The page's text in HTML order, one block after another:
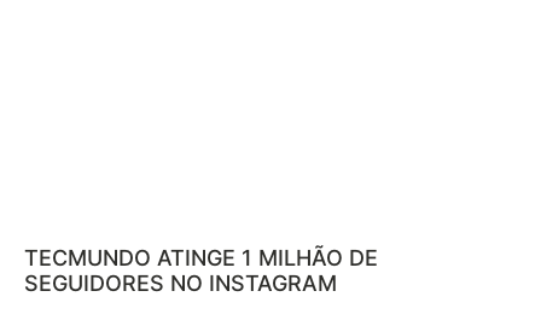
TECMUNDO ATINGE 1 MILHÃO DE
SEGUIDORES NO INSTAGRAM